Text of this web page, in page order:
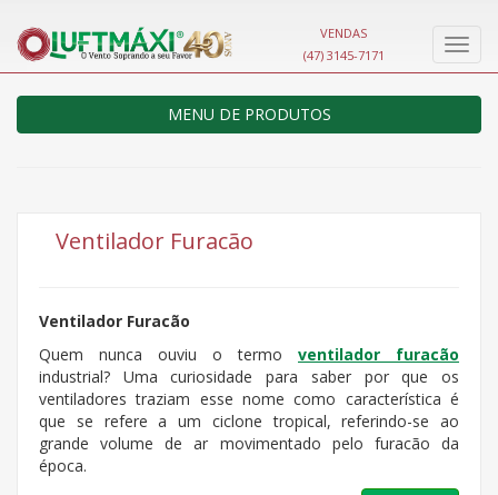
VENDAS
(47) 3145-7171
MENU DE PRODUTOS
Ventilador Furacão
Ventilador Furacão
Quem nunca ouviu o termo ventilador furacão
industrial? Uma curiosidade para saber por que os
ventiladores traziam esse nome como característica é
que se refere a um ciclone tropical, referindo-se ao
grande volume de ar movimentado pelo furacão da
época.